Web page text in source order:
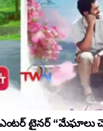
టైనర్ “మేఘాలు